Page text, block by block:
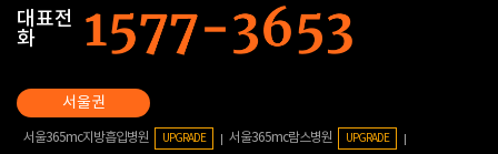
대표전
화
서울365mc지방흡입병원 UPGRADE 서울365mc람스병원 UPGRADE